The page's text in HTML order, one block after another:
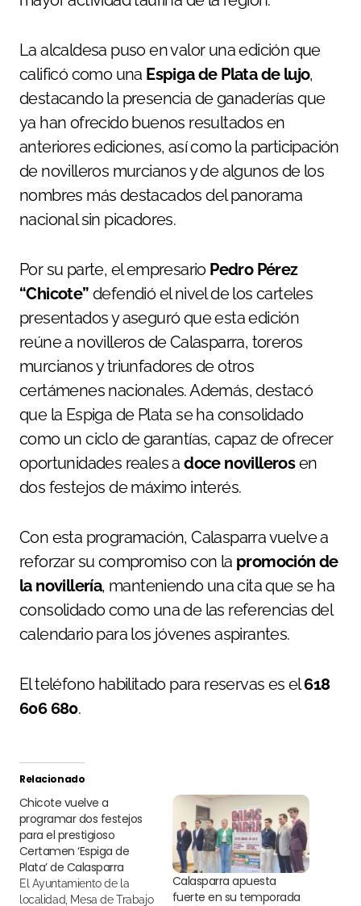
La alcaldesa puso en valor una edición que
calificó como una Espiga de Plata de lujo,
destacando la presencia de ganaderías que
ya han ofrecido buenos resultados en
anteriores ediciones, así como la participación
de novilleros murcianos y de algunos de los
nombres más destacados del panorama
nacional sin picadores.
Por su parte, el empresario Pedro Pérez
“Chicote” defendió el nivel de los carteles
presentados y aseguró que esta edición
reúne a novilleros de Calasparra, toreros
murcianos y triunfadores de otros
certámenes nacionales. Además, destacó
que la Espiga de Plata se ha consolidado
como un ciclo de garantías, capaz de ofrecer
oportunidades reales adoce novillerosen
dos festejos de máximo interés.
Con esta programación, Calasparra vuelve a
reforzar su compromiso con la promoción de
la novillería, manteniendo una cita que se ha
consolidado como una de las referencias del
calendario para los jóvenes aspirantes.
El teléfono habilitado para reservas es el618
606 680.
Relacionado
Chicote vuelve a
programar dos festejos
para el prestigioso
Certamen ‘Espiga de
Plata’ de Calasparra
El Ayuntamiento de la
localidad, Mesa de Trabajo
Calasparra apuesta
fuerte en su temporada